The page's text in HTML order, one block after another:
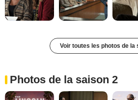
Voir toutes les photos de la
Photos de la saison 2